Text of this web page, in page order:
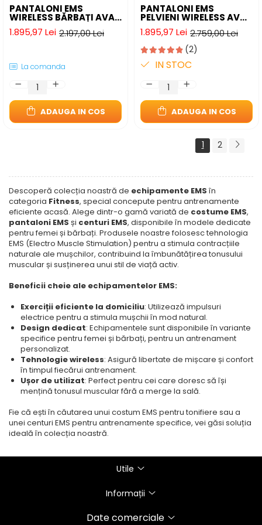
PANTALONI EMS
WIRELESS BĂRBAȚI AVA-
STARS® - TONIFIERE
FESIERI ȘI COAPSE
2.197,00 Lei
1.895,97 Lei
La comanda
ADAUGA IN COS
PANTALONI EMS
PELVIENI WIRELESS AVA-
STARS® -
INCONTINENȚĂ
URINARĂ, KEGEL ȘI
RECUPERARE
POSTPARTUM
2.759,00 Lei
1.895,97 Lei
(2)
IN STOC
ADAUGA IN COS
1 2
Descoperă colecția noastră de echipamente EMS în
categoria Fitness, special concepute pentru antrenamente
eficiente acasă. Alege dintr-o gamă variată de costume EMS,
pantaloni EMS și centuri EMS, disponibile în modele dedicate
pentru femei și bărbați. Produsele noastre folosesc tehnologia
EMS (Electro Muscle Stimulation) pentru a stimula contracțiile
naturale ale mușchilor, contribuind la îmbunătățirea tonusului
muscular și susținerea unui stil de viață activ.
Beneficii cheie ale echipamentelor EMS:
Exerciții eficiente la domiciliu: Utilizează impulsuri
electrice pentru a stimula mușchii în mod natural.
Design dedicat: Echipamentele sunt disponibile în variante
specifice pentru femei și bărbați, pentru un antrenament
personalizat.
Tehnologie wireless: Asigură libertate de mișcare și confort
în timpul fiecărui antrenament.
Ușor de utilizat: Perfect pentru cei care doresc să își
mențină tonusul muscular fără a merge la sală.
Fie că ești în căutarea unui costum EMS pentru tonifiere sau a
unei centuri EMS pentru antrenamente specifice, vei găsi soluția
ideală în colecția noastră.
Utile
Informații
Date comerciale